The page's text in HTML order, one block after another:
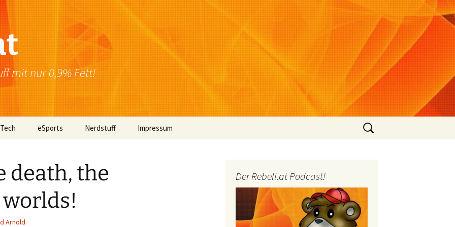
mit nur 0,9% Fett!
Mac OS
Linux
Browser
eSports Nerdstuff Impressum
Suchen
nach:
death, the
Arnold
Der Rebell.at Podcast!